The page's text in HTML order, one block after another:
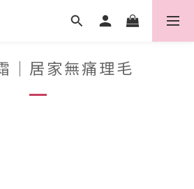
｜居家無痛理毛